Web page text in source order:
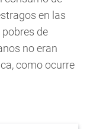
en las
de
no eran
como ocurre